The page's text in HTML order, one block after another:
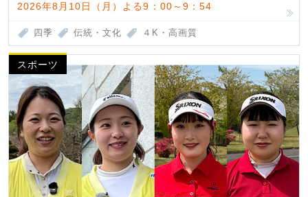
2026年8月10日（月）よる9：00～9：54
四季 伝統・文化 ４K・高画質
スポーツ